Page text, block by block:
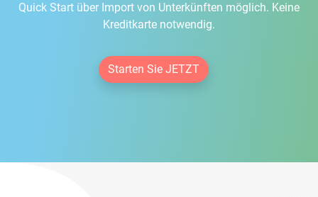
Quick Start über Import von Unterkünften möglich. Keine
Kreditkarte notwendig.
Starten Sie JETZT